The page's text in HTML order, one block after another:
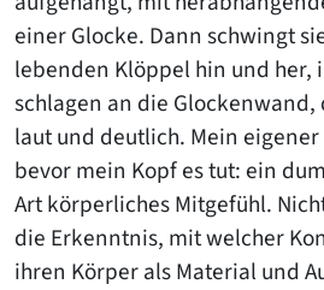
einer Glocke. Dann schwingt
lebenden Klöppel hin und her,
schlagen an die
laut und deutlich. Mein
bevor mein Kopf es tut: ein
Art körperliches Mitgefühl.
die Erkenntnis, mit welcher
ihren Körper als Material und